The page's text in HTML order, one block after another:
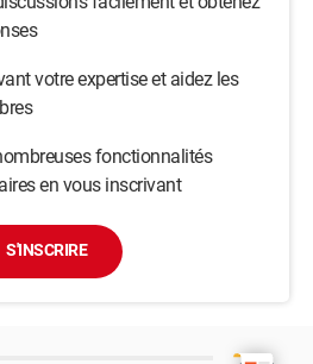
votre expertise et aidez les
fonctionnalités
en vous inscrivant
S'INSCRIRE